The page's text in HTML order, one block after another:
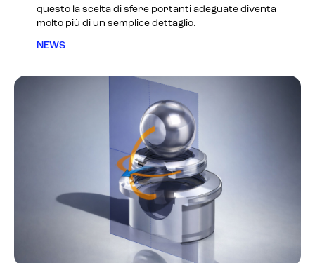
questo la scelta di sfere portanti adeguate diventa
molto più di un semplice dettaglio.
NEWS